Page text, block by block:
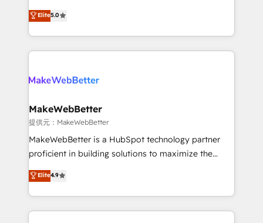
management, systems integration, and creative
solutions that deliver measurable impact and
transform brand experiences As one of the few full-
service creative agencies in the HubSpot
winning design to build scalable, globally
marketing campaigns, & RevOps frameworks that
fuel long-term success We connect the entire
customer lifecycle through seamless integrations,
ensure long-term adoption with change-
and service to drive sustainable growth With 6 key
HubSpot accreditations and experience across
Elite5.0
MakeWebBetter
提供元：MakeWebBetter
MakeWebBetter is a HubSpot technology partner
proficient in building solutions to maximize the
operational efficiency of HubSpot. The fastest-
growing tech-enabler & facilitator, MakeWebBetter,
hands you the blend of HubSpot expertise &
eminent solutions & integrations. Trust us to
Elite4.9